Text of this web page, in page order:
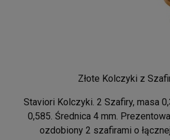
Złote Kolczyki z
Staviori Kolczyki. 2 Szafiry, masa
0,585. Średnica 4 mm.
ozdobiony 2 szafirami o